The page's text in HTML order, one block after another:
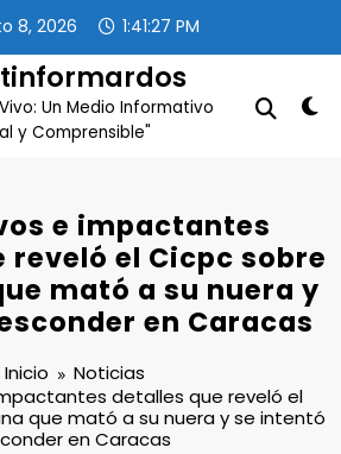
8, 2026 1:41:28 PM
Un Medio Informativo
y Comprensible"
e impactantes
reveló el Cicpc sobre
mató a su nuera y
en Caracas
Inicio
Noticias
detalles que reveló el
que mató a su nuera y se intentó
en Caracas